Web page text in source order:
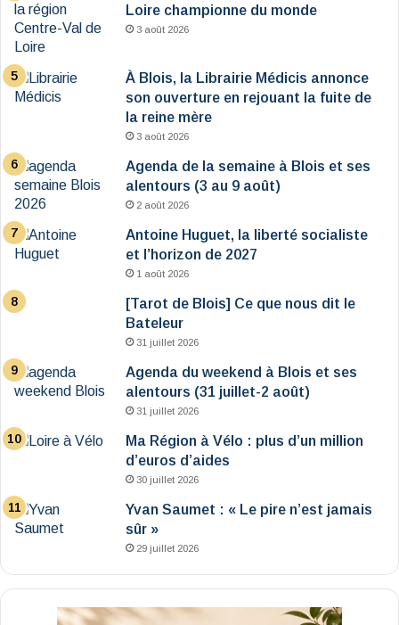
Loire championne du monde
3 août 2026
À Blois, la Librairie Médicis annonce
son ouverture en rejouant la fuite de
la reine mère
3 août 2026
Agenda de la semaine à Blois et ses
alentours (3 au 9 août)
2 août 2026
Antoine Huguet, la liberté socialiste
et l’horizon de 2027
1 août 2026
[Tarot de Blois] Ce que nous dit le
Bateleur
31 juillet 2026
Agenda du weekend à Blois et ses
alentours (31 juillet-2 août)
31 juillet 2026
Ma Région à Vélo : plus d’un million
d’euros d’aides
30 juillet 2026
Yvan Saumet : « Le pire n’est jamais
sûr »
29 juillet 2026